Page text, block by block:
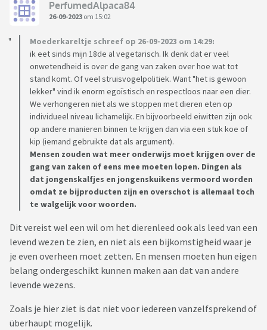
peilingopties de opties ja en nee. En het max aantal
antwoorden 1.
Kopieer tot slot deze hele tekst plaats deze in je bericht,
zodat
voor iedereen die nieuw instapt duidelijk is wat de bedoeling
PerfumedAlpaca84
26-09-2023 om 15:02
Moederkareltje schreef op 26-09-2023 om 14:29:
ik eet sinds mijn 18de al vegetarisch. Ik denk dat er veel
onwetendheid is over de gang van zaken over hoe wat tot
stand komt. Of veel struisvogelpolitiek. Want "het is gewoon
lekker" vind ik enorm egoïstisch en respectloos naar een dier.
We verhongeren niet als we stoppen met dieren eten op
individueel niveau lichamelijk. En bijvoorbeeld eiwitten zijn ook
op andere manieren binnen te krijgen dan via een stuk koe of
kip (iemand gebruikte dat als argument).
Mensen zouden wat meer onderwijs moet krijgen over de
gang van zaken of eens mee moeten lopen. Dingen als
dat jongenskalfjes en jongenskuikens vermoord worden
omdat ze bijproducten zijn en overschot is allemaal toch
te walgelijk voor woorden.
Dit vereist wel een wil om het dierenleed ook als leed van een
levend wezen te zien, en niet als een bijkomstigheid waar je
je even overheen moet zetten. En mensen moeten hun eigen
belang ondergeschikt kunnen maken aan dat van andere
levende wezens.
Zoals je hier ziet is dat niet voor iedereen vanzelfsprekend of
überhaupt mogelijk.